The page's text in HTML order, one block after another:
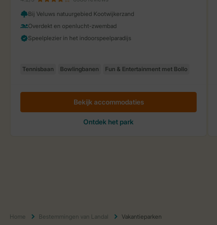
Home Bestemmingen van Landal Vakantieparken